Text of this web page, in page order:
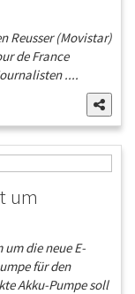
Reusser (Movistar)
de France
....
um
die neue E-
für den
Akku-Pumpe soll